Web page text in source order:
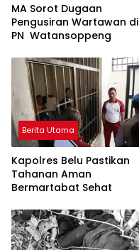
MA Sorot Dugaan
Pengusiran Wartawan di
PN Watansoppeng
Berita Utama
Kapolres Belu Pastikan
Tahanan Aman
Bermartabat Sehat